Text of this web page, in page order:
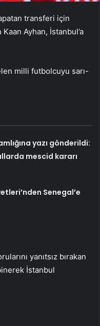
transferi için
Kaan Ayhan, İstanbul’a
milli futbolcuyu sarı-
yazı gönderildi:
mescid kararı
Senegal’e
yanıtsız bırakan
İstanbul